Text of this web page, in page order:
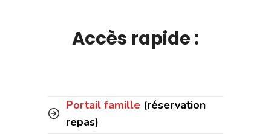
Accès rapide :
Portail famille (réservation
repas)